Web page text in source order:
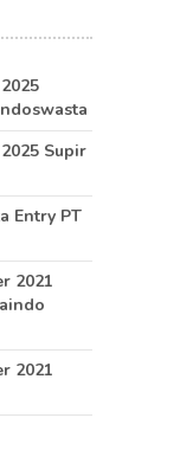
Supir
Entry PT
2021
2021